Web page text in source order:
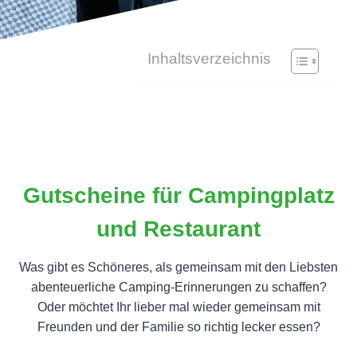
Inhaltsverzeichnis
Gutscheine für Campingplatz
und Restaurant
Was gibt es Schöneres, als gemeinsam mit den Liebsten
abenteuerliche Camping-Erinnerungen zu schaffen?
Oder möchtet Ihr lieber mal wieder gemeinsam mit
Freunden und der Familie so richtig lecker essen?